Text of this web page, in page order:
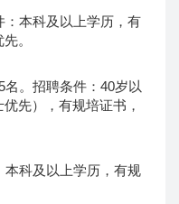
：本科及以上学历，有
。
。招聘条件：40岁以
先），有规培证书，
本科及以上学历，有规